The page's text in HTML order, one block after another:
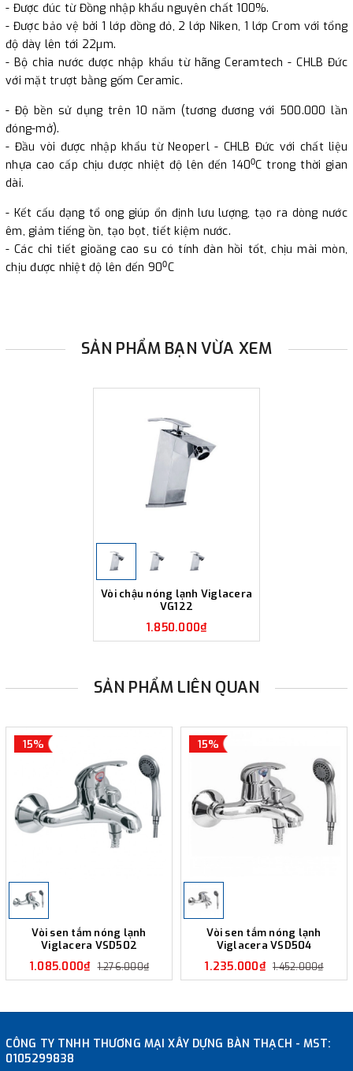
- Được đúc từ Đồng nhập khẩu nguyên chất 100%.
- Được bảo vệ bởi 1 lớp đồng đỏ, 2 lớp Niken, 1 lớp Crom với tổng
độ dày lên tới 22µm.
- Bộ chia nước được nhập khẩu từ hãng Ceramtech - CHLB Đức
với mặt trượt bằng gốm Ceramic.
- Độ bền sử dụng trên 10 năm (tương đương với 500.000 lần
đóng-mở).
- Đầu vòi được nhập khẩu từ Neoperl - CHLB Đức với chất liệu
nhựa cao cấp chịu được nhiệt độ lên đến 1400C trong thời gian
dài.
- Kết cấu dạng tổ ong giúp ổn định lưu lượng, tạo ra dòng nước
êm, giảm tiếng ồn, tạo bọt, tiết kiệm nước.
- Các chi tiết gioăng cao su có tính đàn hồi tốt, chịu mài mòn,
chịu được nhiệt độ lên đến 900C
SẢN PHẨM BẠN VỪA XEM
Vòi chậu nóng lạnh Viglacera
VG122
1.850.000₫
SẢN PHẨM LIÊN QUAN
15%
Vòi sen tắm nóng lạnh
Viglacera VSD502
1.085.000₫ 1.276.000₫
15%
Vòi sen tắm nóng lạnh
Viglacera VSD504
1.235.000₫ 1.452.000₫
CÔNG TY TNHH THƯƠNG MẠI XÂY DỰNG BÀN THẠCH - MST:
0105299838